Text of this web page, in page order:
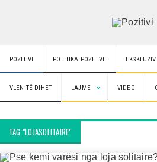
POZITIVI POLITIKA POZITIVE
VLEN TË DIHET LAJME VIDEO
TAG "LOJASOLITAIRE"